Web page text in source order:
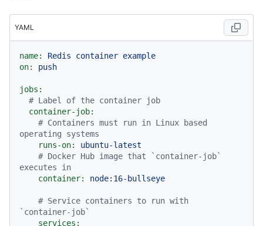
YAML
name: Redis container example
on:
push
jobs:
# Label of the container job
container-job:
# Containers must run in Linux based
operating systems
runs-on:
ubuntu-latest
# Docker Hub image that `container-job`
executes in
container:
node:16-bullseye
# Service containers to run with
`container-job`
services: